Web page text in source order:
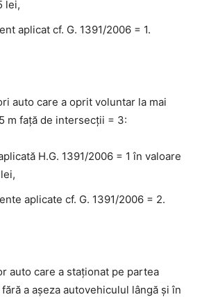
lei,
aplicat cf. G. 1391/2006 = 1.
auto care a oprit voluntar la mai
m faţă de intersecții = 3:
H.G. 1391/2006 = 1 în valoare
aplicate cf. G. 1391/2006 = 2.
auto care a staţionat pe partea
a aşeza autovehiculul lângă şi în